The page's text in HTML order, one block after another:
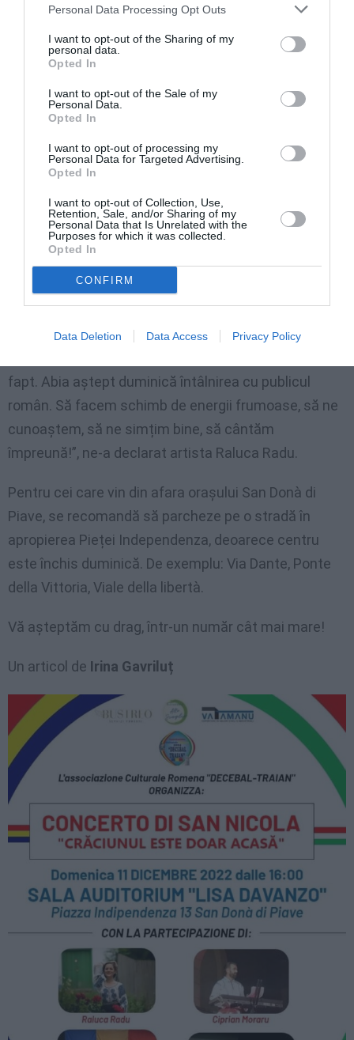
Personal Data Processing Opt Outs
I want to opt-out of the Sharing of my
personal data.
Opted In
I want to opt-out of the Sale of my
Personal Data.
Opted In
I want to opt-out of processing my
Personal Data for Targeted Advertising.
Opted In
I want to opt-out of Collection, Use,
Retention, Sale, and/or Sharing of my
Personal Data that Is Unrelated with the
Purposes for which it was collected.
Opted In
CONFIRM
Data Deletion Data Access Privacy Policy
românești, punând inima în tot ceea ce fac.
Invitata de onoare a concertului
Ea va fi cântăreața de muzică populară Raluca Radu,
o domnișoară din Vaslui care a participat la
emisiunea „Vedeta populară”.
Moldovei, căci de acolo vin, însă mai presus decât
asta, aduc energia asta faină pe care o avem în
România și cu care sper să le umplu sufletele celor
de acolo și să se simtă ca și acasă.
În Italia vin cu mare mare drag. Este o țară pe care
sincer o iubesc și îmi este foarte drag, căci nu vin la
fapt. Abia aștept duminică întâlnirea cu publicul
român. Să facem schimb de energii frumoase, să ne
cunoaștem, să ne simțim bine, să cântăm
împreună!”, ne-a declarat artista Raluca Radu.
Pentru cei care vin din afara orașului San Donà di
Piave, se recomandă să parcheze pe o stradă în
apropierea Pieței Independenza, deoarece centru
este închis duminică. De exemplu: Via Dante, Ponte
della Vittoria, Viale della libertà.
Vă așteptăm cu drag, într-un număr cât mai mare!
Un articol de Irina Gavriluț